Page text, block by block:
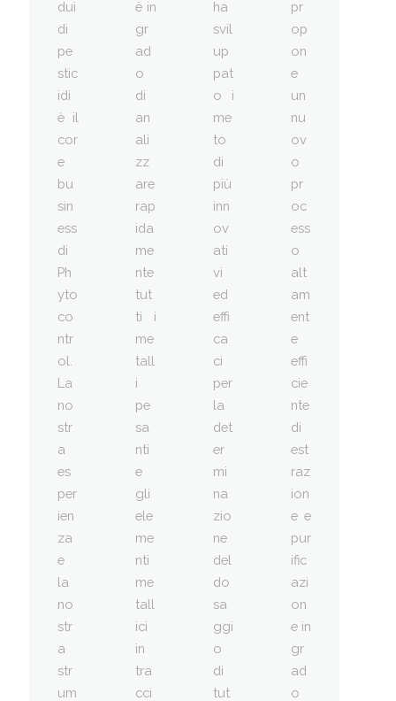
dui
di
pe
stic
idi
è il
cor
e
bu
sin
ess
di
Ph
yto
co
ntr
ol.
La
no
str
a
es
per
ien
za
e
la
no
str
a
str
um
è in
gr
ad
o
di
an
ali
zz
are
rap
ida
me
nte
tut
ti i
me
tall
i
pe
sa
nti
e
gli
ele
me
nti
me
tall
ici
in
tra
cci
ha
svil
up
pat
o i
me
to
di
più
inn
ov
ati
vi
ed
effi
ca
ci
per
la
det
er
mi
na
zio
ne
del
do
sa
ggi
o
di
tut
pr
op
on
e
un
nu
ov
o
pr
oc
ess
o
alt
am
ent
e
effi
cie
nte
di
est
raz
ion
e e
pur
ific
azi
on
e in
gr
ad
o